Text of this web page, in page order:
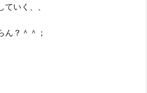
いく、、
ん？＾＾；